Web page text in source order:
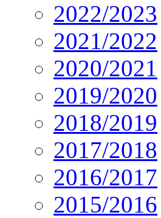
2022/2023
2021/2022
2020/2021
2019/2020
2018/2019
2017/2018
2016/2017
2015/2016